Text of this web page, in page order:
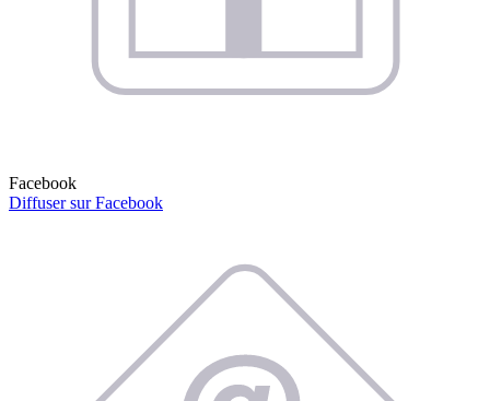
Facebook
Diffuser sur Facebook